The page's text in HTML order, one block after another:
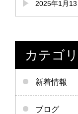
2025年1月13
カテゴリ
新着情報
ブログ